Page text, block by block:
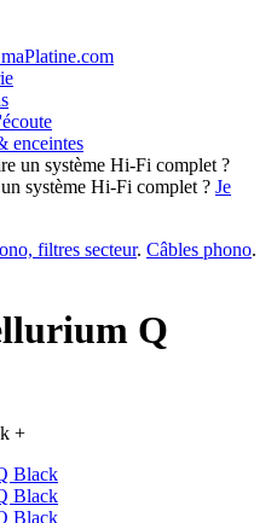
enceintes
système Hi-Fi complet ? Je
filtres secteur. Câbles phono.
Q
+